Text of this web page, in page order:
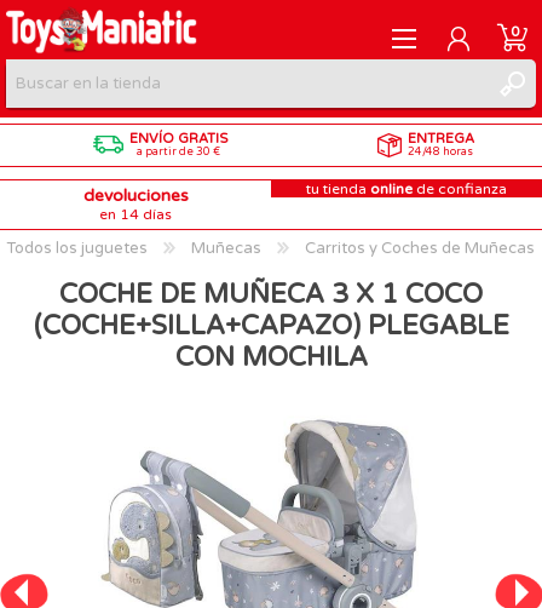
REGISTRARME
INICIAR SESIÓN
0
ENVÍO GRATIS
a partir de 30 €
ENTREGA
24/48 horas
devoluciones
en 14 días
tu tienda online de confianza
Todos los juguetes Muñecas Carritos y Coches de Muñecas
COCHE DE MUÑECA 3 X 1 COCO
(COCHE+SILLA+CAPAZO) PLEGABLE
CON MOCHILA